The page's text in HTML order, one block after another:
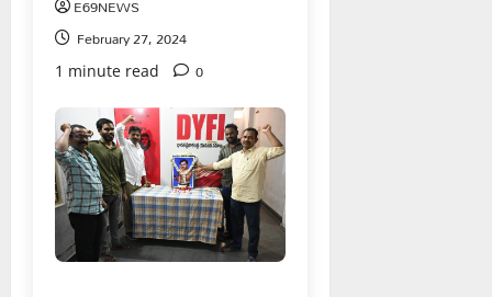
E69NEWS
February 27, 2024
1 minute read 0